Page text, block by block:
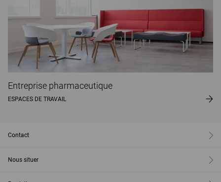
Entreprise pharmaceutique
ESPACES DE TRAVAIL
Contact
Nous situer